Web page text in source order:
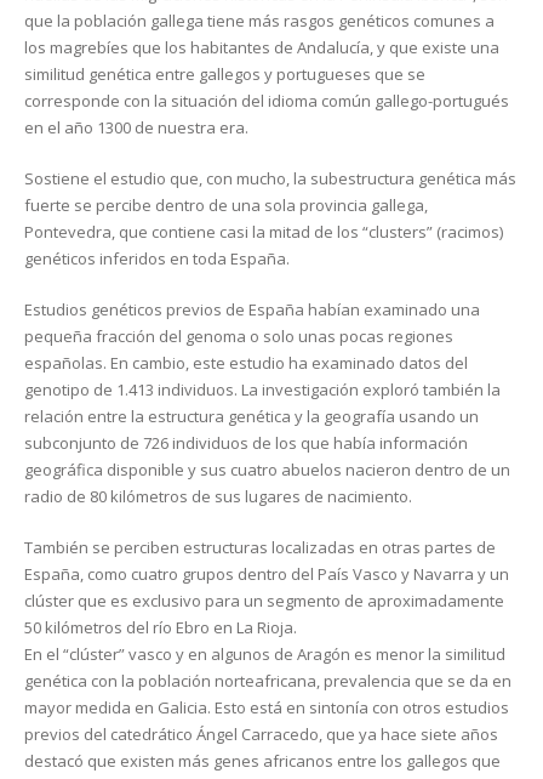
que la población gallega tiene más rasgos genéticos comunes a
los magrebíes que los habitantes de Andalucía, y que existe una
similitud genética entre gallegos y portugueses que se
corresponde con la situación del idioma común gallego-portugués
en el año 1300 de nuestra era.
Sostiene el estudio que, con mucho, la subestructura genética más
fuerte se percibe dentro de una sola provincia gallega,
Pontevedra, que contiene casi la mitad de los “clusters” (racimos)
genéticos inferidos en toda España.
Estudios genéticos previos de España habían examinado una
pequeña fracción del genoma o solo unas pocas regiones
españolas. En cambio, este estudio ha examinado datos del
genotipo de 1.413 individuos. La investigación exploró también la
relación entre la estructura genética y la geografía usando un
subconjunto de 726 individuos de los que había información
geográfica disponible y sus cuatro abuelos nacieron dentro de un
radio de 80 kilómetros de sus lugares de nacimiento.
También se perciben estructuras localizadas en otras partes de
España, como cuatro grupos dentro del País Vasco y Navarra y un
clúster que es exclusivo para un segmento de aproximadamente
50 kilómetros del río Ebro en La Rioja.
En el “clúster” vasco y en algunos de Aragón es menor la similitud
genética con la población norteafricana, prevalencia que se da en
mayor medida en Galicia. Esto está en sintonía con otros estudios
previos del catedrático Ángel Carracedo, que ya hace siete años
destacó que existen más genes africanos entre los gallegos que